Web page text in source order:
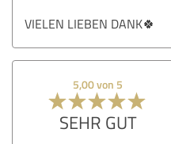
VIELEN LIEBEN DANK🍀
5,00 von 5
SEHR GUT